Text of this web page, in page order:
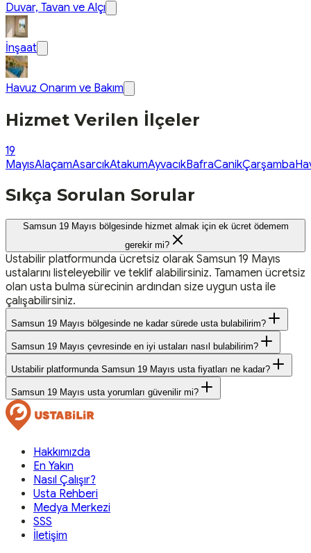
Duvar, Tavan ve Alçı
İnşaat
Havuz Onarım ve Bakım
Hizmet Verilen İlçeler
19
MayısAlaçamAsarcıkAtakumAyvacıkBafraCanikÇarşamba
Sıkça Sorulan Sorular
Samsun 19 Mayıs bölgesinde hizmet almak için ek ücret ödemem
gerekir mi?
Ustabilir platformunda ücretsiz olarak Samsun 19 Mayıs
ustalarını listeleyebilir ve teklif alabilirsiniz. Tamamen ücretsiz
olan usta bulma sürecinin ardından size uygun usta ile
çalışabilirsiniz.
Samsun 19 Mayıs bölgesinde ne kadar sürede usta bulabilirim?
Samsun 19 Mayıs çevresinde en iyi ustaları nasıl bulabilirim?
Ustabilir platformunda Samsun 19 Mayıs usta fiyatları ne kadar?
Samsun 19 Mayıs usta yorumları güvenilir mi?
Hakkımızda
En Yakın
Nasıl Çalışır?
Usta Rehberi
Medya Merkezi
SSS
İletişim